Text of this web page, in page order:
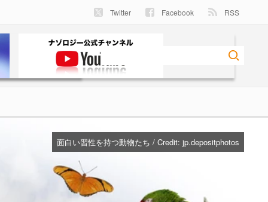
Twitter Facebook RSS
面白い習性を持つ動物たち / Credit: jp.depositphotos